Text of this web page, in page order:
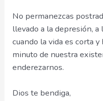
No permanezcas
llevado a la depresión, a
cuando la vida es corta
minuto de nuestra
enderezarnos.
Dios te bendiga,